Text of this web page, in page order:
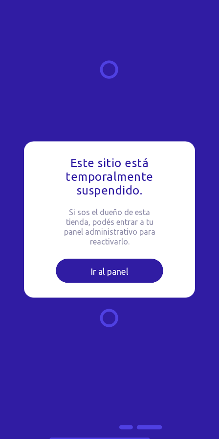
Este sitio está
temporalmente
suspendido.
Si sos el dueño de esta
tienda, podés entrar a tu
panel administrativo para
reactivarlo.
Ir al panel